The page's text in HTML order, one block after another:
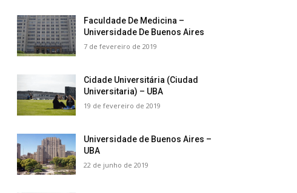
Faculdade De Medicina –
Universidade De Buenos Aires
7 de fevereiro de 2019
Cidade Universitária (Ciudad
Universitaria) – UBA
19 de fevereiro de 2019
Universidade de Buenos Aires –
UBA
22 de junho de 2019